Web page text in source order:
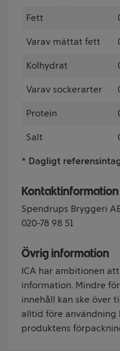
Fett
Varav mättat fett
Kolhydrat
Varav sockerarter
Protein
Salt
* Dagligt
Kontaktinformation
Spendrups Bryggeri
020-78 98 51
Övrig information
ICA har ambitionen
information. Mindre
innehåll kan ske över
alltid före
produktens